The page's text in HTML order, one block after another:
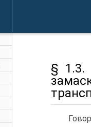
§ 1.3.